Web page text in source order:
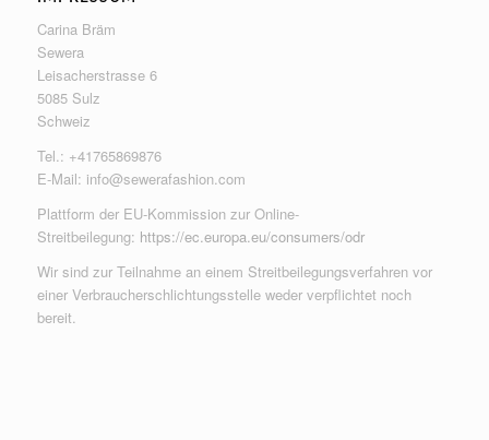
Carina Bräm
Sewera
Leisacherstrasse 6
5085 Sulz
Schweiz
Tel.: +41765869876
E-Mail: info@sewerafashion.com
Plattform der EU-Kommission zur Online-
Streitbeilegung: https://ec.europa.eu/consumers/odr
Wir sind zur Teilnahme an einem Streitbeilegungsverfahren vor
einer Verbraucherschlichtungsstelle weder verpflichtet noch
bereit.